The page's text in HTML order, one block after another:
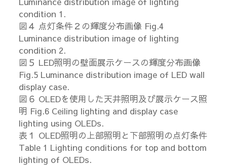
condition 1.
図４ 点灯条件２の輝度分布画像 Fig.4
Luminance distribution image of lighting
condition 2.
図５ LED照明の壁面展示ケースの輝度分布画像
Fig.5 Luminance distribution image of LED wall
display case.
図６ OLEDを使用した天井照明及び展示ケース照
明 Fig.6 Ceiling lighting and display case
lighting using OLEDs.
表１ OLED照明の上部照明と下部照明の点灯条件
Table 1 Lighting conditions for top and bottom
lighting of OLEDs.